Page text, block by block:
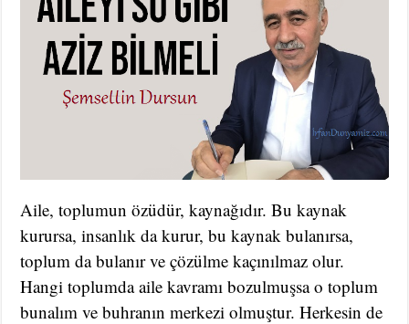
Aile, toplumun özüdür, kaynağıdır. Bu kaynak
kurursa, insanlık da kurur, bu kaynak bulanırsa,
toplum da bulanır ve çözülme kaçınılmaz olur.
Hangi toplumda aile kavramı bozulmuşsa o toplum
bunalım ve buhranın merkezi olmuştur. Herkesin de